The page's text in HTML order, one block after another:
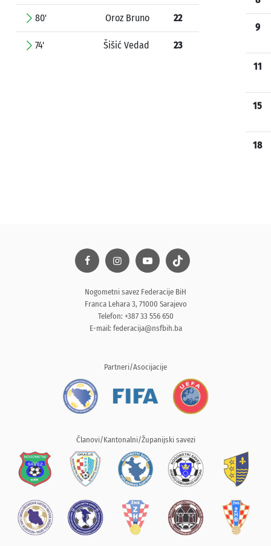
80' Oroz Bruno 22
74' Šišić Vedad 23
9
11
15
18
Nogometni savez Federacije BiH
Franca Lehara 3, 71000 Sarajevo
Telefon: +387 33 556 650
E-mail: federacija@nsfbih.ba
Partneri/Asocijacije
Članovi/Kantonalni/Županijski savezi